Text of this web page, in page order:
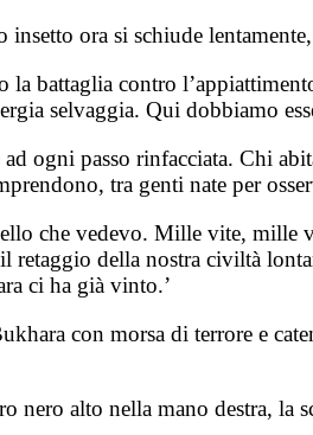
ora si schiude
battaglia contro
selvaggia. Qui dobbiamo
ogni passo rinfacciata. Chi
tra genti nate per
che vedevo. Mille vite, mille
della nostra civiltà
ci ha già vinto.’
con morsa di terrore e
alto nella mano destra, la